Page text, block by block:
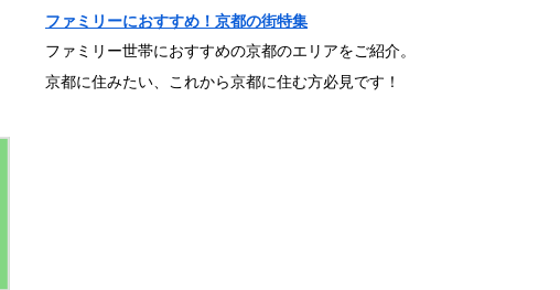
ファミリーにおすすめ！京都の街特集
ファミリー世帯におすすめの京都のエリアをご紹介。
京都に住みたい、これから京都に住む方必見です！